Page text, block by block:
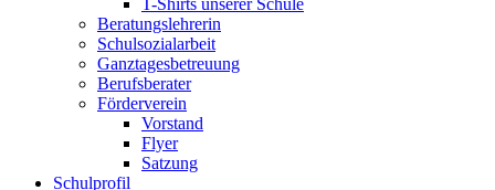
T-Shirts unserer Schule
Beratungslehrerin
Schulsozialarbeit
Ganztagesbetreuung
Berufsberater
Förderverein
Vorstand
Flyer
Satzung
Schulprofil